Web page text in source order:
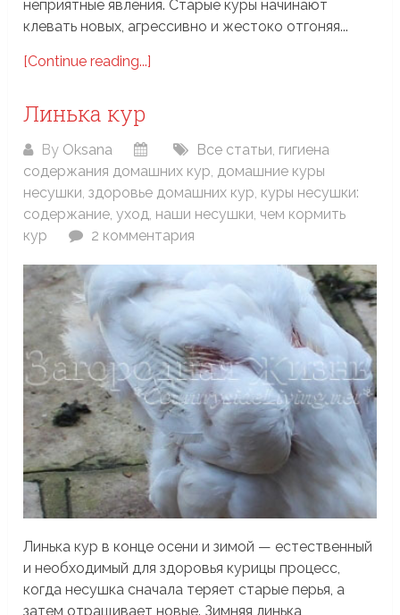
неприятные явления. Старые куры начинают
клевать новых, агрессивно и жестоко отгоняя...
[Continue reading...]
Линька кур
By Oksana Все статьи, гигиена
содержания домашних кур, домашние куры
несушки,здоровье домашних кур, куры несушки:
содержание, уход, наши несушки, чем кормить
кур
2 комментария
Линька кур в конце осени и зимой — естественный
и необходимый для здоровья курицы процесс,
когда несушка сначала теряет старые перья, а
затем отращивает новые. Зимняя линька